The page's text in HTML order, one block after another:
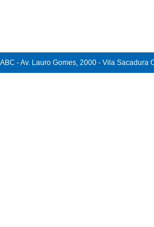
- Av. Lauro Gomes, 2000 - Vila